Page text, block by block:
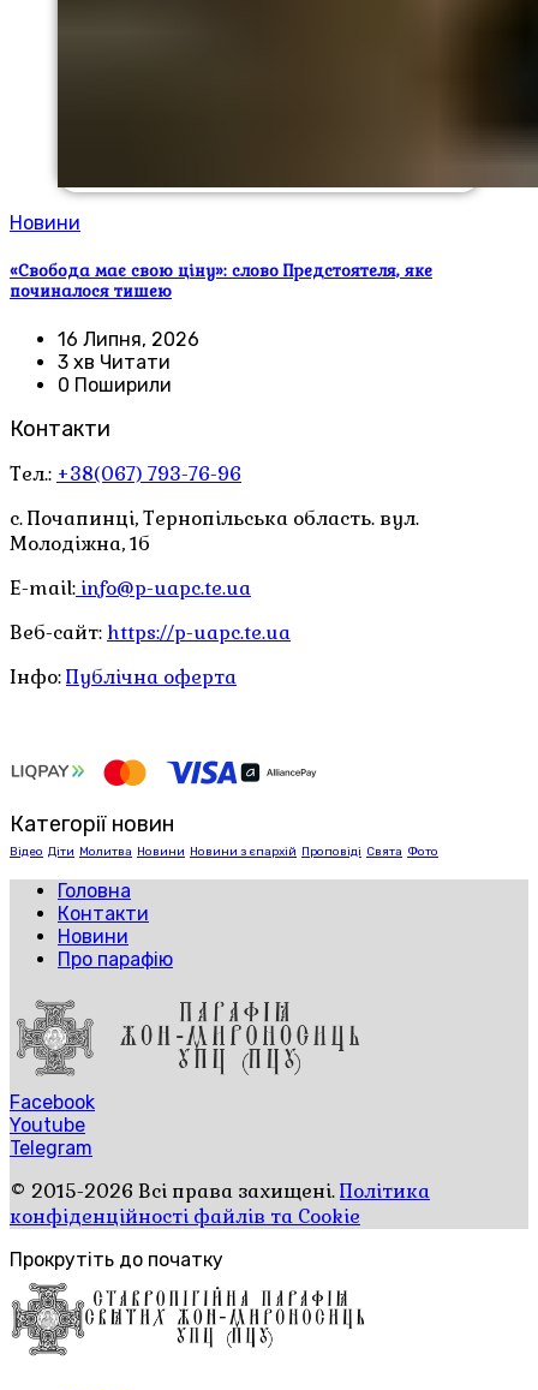
Новини
«Свобода має свою ціну»: слово Предстоятеля, яке
починалося тишею
16 Липня, 2026
3 хв Читати
0 Поширили
Контакти
Тел.: +38(067) 793-76-96
с. Почапинці, Тернопільська область. вул.
Молодіжна, 1б
E-mail: info@p-uapc.te.ua
Веб-сайт: https://p-uapc.te.ua
Інфо:Публічна оферта
Категорії новин
Відео Діти Молитва Новини Новини з єпархій Проповіді Свята Фото
Головна
Контакти
Новини
Про парафію
Facebook
Youtube
Telegram
© 2015-2026 Всі права захищені.Політика
конфіденційності файлів та Cookie
Прокрутіть до початку